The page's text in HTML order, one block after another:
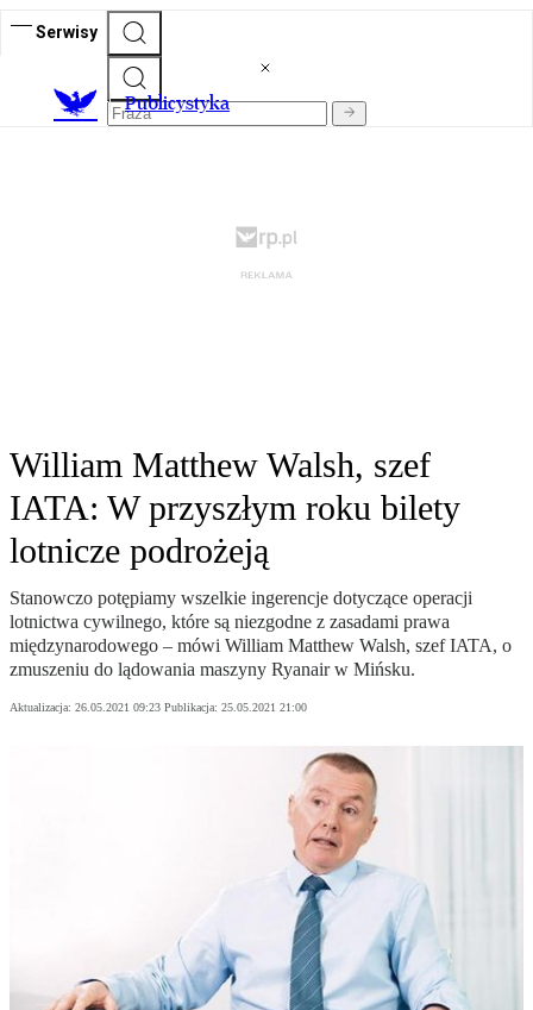
Serwisy
Publicystyka
William Matthew Walsh, szef
IATA: W przyszłym roku bilety
lotnicze podrożeją
Stanowczo potępiamy wszelkie ingerencje dotyczące operacji
lotnictwa cywilnego, które są niezgodne z zasadami prawa
międzynarodowego – mówi William Matthew Walsh, szef IATA, o
zmuszeniu do lądowania maszyny Ryanair w Mińsku.
Aktualizacja: 26.05.2021 09:23 Publikacja: 25.05.2021 21:00